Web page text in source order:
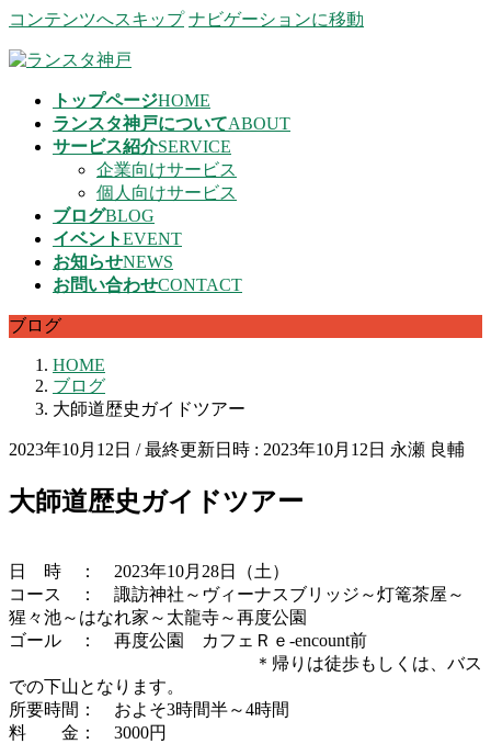
コンテンツへスキップ ナビゲーションに移動
トップページHOME
ランスタ神戸についてABOUT
サービス紹介SERVICE
企業向けサービス
個人向けサービス
ブログBLOG
イベントEVENT
お知らせNEWS
お問い合わせCONTACT
ブログ
HOME
ブログ
大師道歴史ガイドツアー
2023年10月12日 / 最終更新日時 : 2023年10月12日 永瀬 良輔
大師道歴史ガイドツアー
日 時 ： 2023年10月28日（土）
コース ： 諏訪神社～ヴィーナスブリッジ～灯篭茶屋～
猩々池～はなれ家～太龍寺～再度公園
ゴール ： 再度公園 カフェＲｅ-encount前
＊帰りは徒歩もしくは、バス
での下山となります。
所要時間： およそ3時間半～4時間
料 金： 3000円